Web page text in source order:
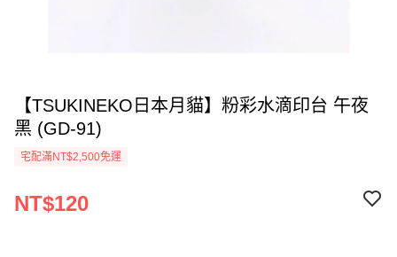
【TSUKINEKO日本月貓】粉彩水滴印台 午夜
黑 (GD-91)
宅配滿NT$2,500免運
NT$120